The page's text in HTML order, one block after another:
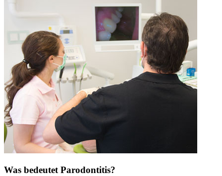
Was bedeutet Parodontitis?